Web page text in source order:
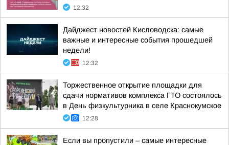
12:32
Дайджест новостей Кисловодска: самые
важные и интересные события прошедшей
недели!
12:32
Торжественное открытие площадки для
сдачи нормативов комплекса ГТО состоялось
в День физкультурника в селе Краснокумское
12:28
Если вы пропустили – самые интересные